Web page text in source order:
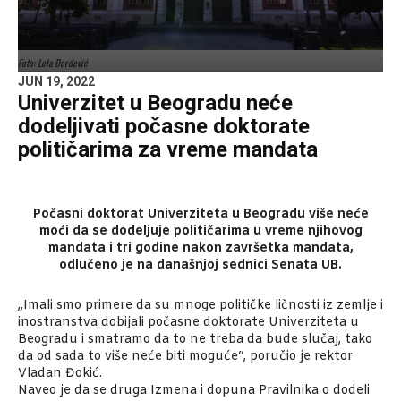
Foto: Lola Đorđević
JUN 19, 2022
Univerzitet u Beogradu neće
dodeljivati počasne doktorate
političarima za vreme mandata
Počasni doktorat Univerziteta u Beogradu više neće
moći da se dodeljuje političarima u vreme njihovog
mandata i tri godine nakon završetka mandata,
odlučeno je na današnjoj sednici Senata UB.
„Imali smo primere da su mnoge političke ličnosti iz zemlje i
inostranstva dobijali počasne doktorate Univerziteta u
Beogradu i smatramo da to ne treba da bude slučaj, tako
da od sada to više neće biti moguće“, poručio je rektor
Vladan Đokić.
Naveo je da se druga Izmena i dopuna Pravilnika o dodeli